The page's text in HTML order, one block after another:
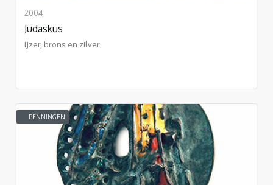
2004
Judaskus
IJzer, brons en zilver
PENNINGEN